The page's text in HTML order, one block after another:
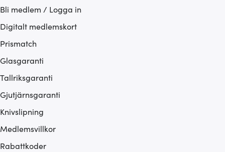
Bli medlem / Logga in
Digitalt medlemskort
Prismatch
Glasgaranti
Tallriksgaranti
Gjutjärnsgaranti
Knivslipning
Medlemsvillkor
Rabattkoder